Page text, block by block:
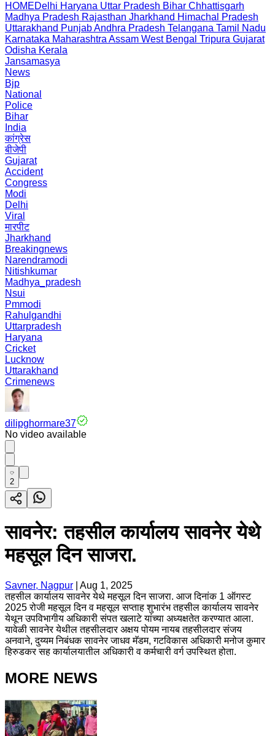
HOMEDelhi Haryana Uttar Pradesh Bihar Chhattisgarh
Madhya Pradesh Rajasthan Jharkhand Himachal Pradesh
Uttarakhand PunjabAndhra Pradesh Telangana Tamil Nadu
Karnataka Maharashtra Assam West Bengal Tripura Gujarat
Odisha Kerala
Jansamasya
News
Bjp
National
Police
Bihar
India
कांग्रेस
बीजेपी
Gujarat
Accident
Congress
Modi
Delhi
Viral
मारपीट
Jharkhand
Breakingnews
Narendramodi
Nitishkumar
Madhya_pradesh
Nsui
Pmmodi
Rahulgandhi
Uttarpradesh
Haryana
Cricket
Lucknow
Uttarakhand
Crimenews
dilipghormare37
No video available
2
सावनेर: तहसील कार्यालय सावनेर येथे
महसूल दिन साजरा.
Savner, Nagpur
Aug 1, 2025
तहसील कार्यालय सावनेर येथे महसूल दिन साजरा. आज दिनांक 1 ऑगस्ट
2025 रोजी महसूल दिन व महसूल सप्ताह शुभारंभ तहसील कार्यालय सावनेर
येथून उपविभागीय अधिकारी संपत खलाटे यांच्या अध्यक्षतेत करण्यात आला.
यावेळी सावनेर येथील तहसीलदार अक्षय पोयम नायब तहसीलदार संजय
अनवाने, दुय्यम निबंधक सावनेर जाधव मॅडम, गटविकास अधिकारी मनोज कुमार
हिरुडकर सह कार्यालयातील अधिकारी व कर्मचारी वर्ग उपस्थित होता.
MORE NEWS